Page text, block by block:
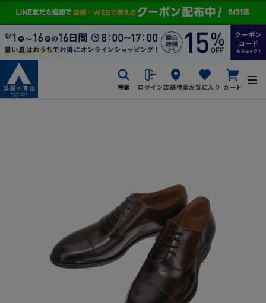
検索 ログイン店舗検索お気に入り カート